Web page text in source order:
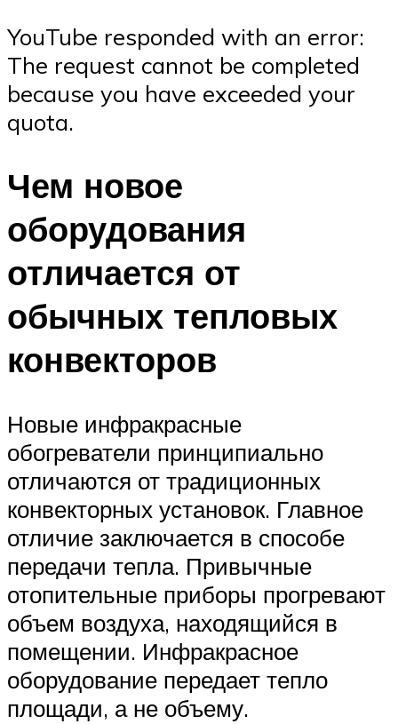
YouTube responded with an error:
The request cannot be completed
because you have exceeded your
quota.
Чем новое
оборудования
отличается от
обычных тепловых
конвекторов
Новые инфракрасные
обогреватели принципиально
отличаются от традиционных
конвекторных установок. Главное
отличие заключается в способе
передачи тепла. Привычные
отопительные приборы прогревают
объем воздуха, находящийся в
помещении. Инфракрасное
оборудование передает тепло
площади, а не объему.